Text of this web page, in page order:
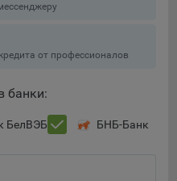
от профессионалов
банки:
БелВЭБ БНБ-Банк